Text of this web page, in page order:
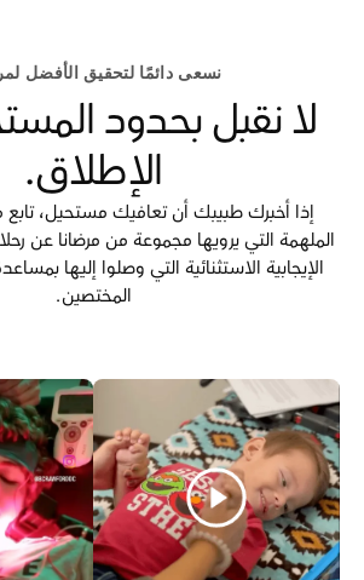
نسعى دائمًا لتحقيق الأفضل
لا نقبل بحدود
الإطلاق.
إذا أخبرك طبيبك أن تعافيك مستحيل،
الملهمة التي يرويها مجموعة من مرضانا عن
الإيجابية الاستثنائية التي وصلوا إليها
المختصين.